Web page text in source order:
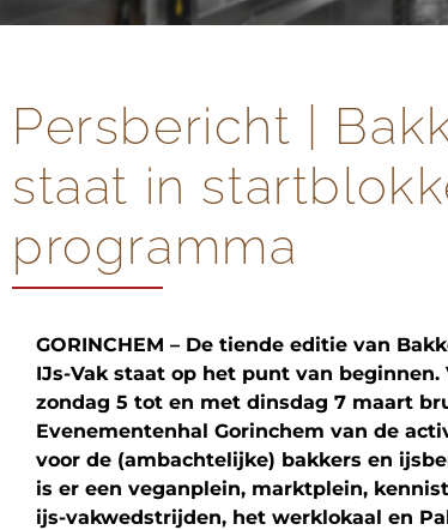
Persbericht |
staat in
programma
GORINCHEM – De tiende editie van
IJs-Vak staat op het punt van beginnen.
zondag 5 tot en met dinsdag 7 maart
Evenementenhal Gorinchem van de
voor de (ambachtelijke) bakkers en
is er een veganplein, marktplein,
ijs-vakwedstrijden, het werklokaal en